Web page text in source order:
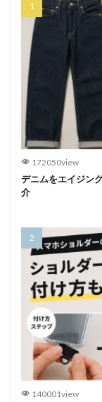
172050view
デニムをエイジン
介
140001view